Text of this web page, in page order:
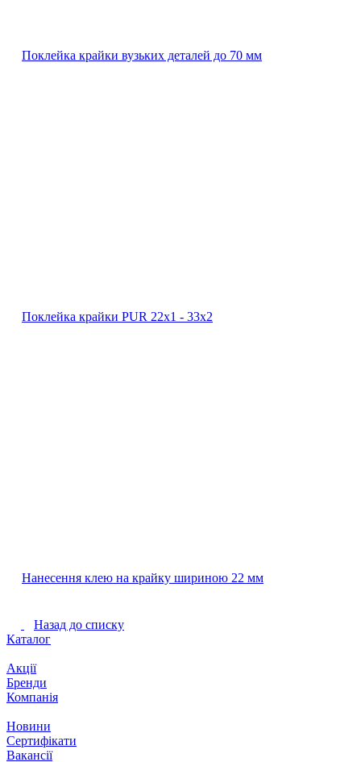
Поклейка крайки вузьких деталей до 70 мм
Поклейка крайки PUR 22х1 ‐ 33х2
Нанесення клею на крайку шириною 22 мм
Назад до списку
Каталог
Акції
Бренди
Компанія
Новини
Сертифікати
Вакансії